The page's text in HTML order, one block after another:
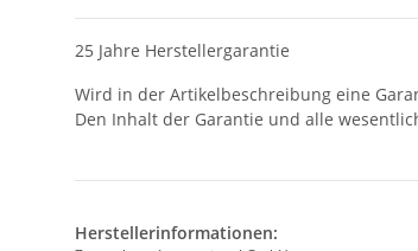
25 Jahre Herstellergarantie
Wird in der Artikelbeschreibung eine
Den Inhalt der Garantie und alle
Herstellerinformationen: